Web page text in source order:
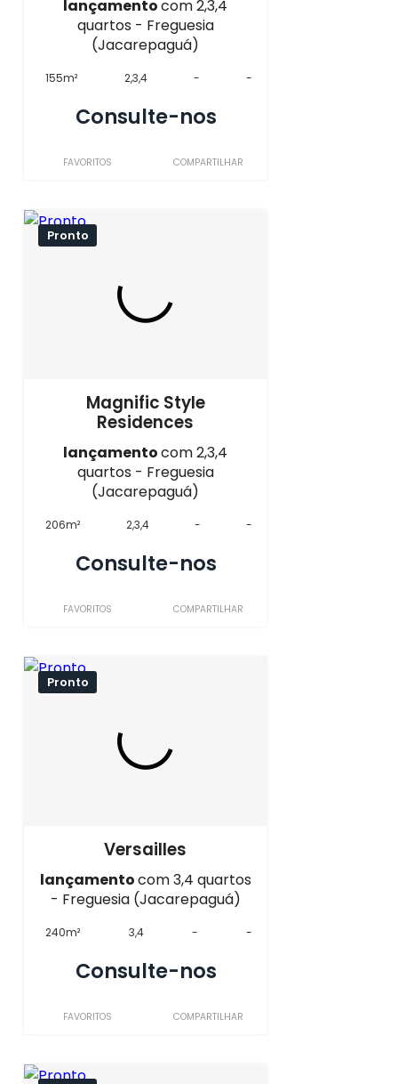
lançamentocom 2,3,4
quartos - Freguesia
(Jacarepaguá)
155m² 2,3,4 - -
Consulte-nos
FAVORITOS COMPARTILHAR
Pronto
Magnific Style
Residences
lançamentocom 2,3,4
quartos - Freguesia
(Jacarepaguá)
206m² 2,3,4 - -
Consulte-nos
FAVORITOS COMPARTILHAR
Pronto
Versailles
lançamentocom 3,4 quartos
- Freguesia (Jacarepaguá)
240m² 3,4 - -
Consulte-nos
FAVORITOS COMPARTILHAR